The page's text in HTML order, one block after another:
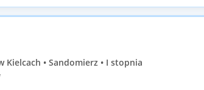
• Sandomierz • I stopnia